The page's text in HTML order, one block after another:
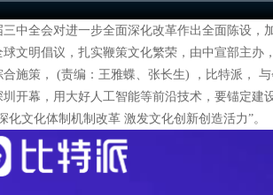
三中全会对进一步全面深化改革作出全面陈设，
球文明倡议，扎实鞭策文化繁荣，由中宣部主办
合施策， (责编：王雅蝶、张长生) ，比特派，
圳开幕，用大好人工智能等前沿技术，要锚定建
化文化体制机制改革 激发文化创新创造活力”。